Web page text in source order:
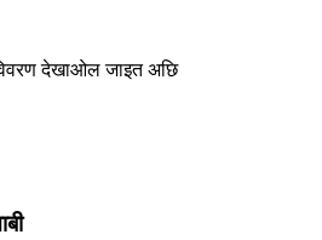
देखाओल जाइत अछि